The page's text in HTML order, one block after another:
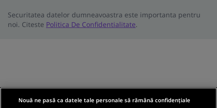
Securitatea datelor dumneavoastra este importanta pentru
noi. Citeste Politica De Confidentialitate.
Nouă ne pasă ca datele tale personale să rămână confidențiale